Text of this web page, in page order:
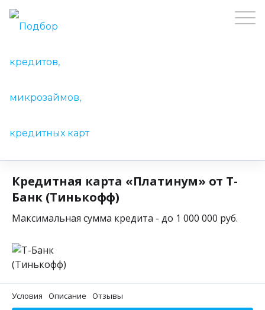
Кредитная карта «Платинум» от Т-
Банк (Тинькофф)
Максимальная сумма кредита - до 1 000 000 руб.
Условия Описание Отзывы